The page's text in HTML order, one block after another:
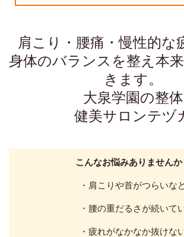
肩こり・腰痛・慢性的な
身体のバランスを整え本
きます。
大泉学園の整体
健美サロンテヅ
こんなお悩みありませんか
・肩こりや首がつらいな
・腰の重だるさが続いて
・疲れがなかなか抜けな